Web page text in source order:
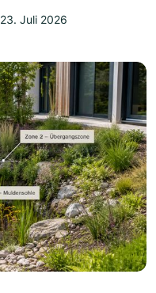
23. Juli 2026